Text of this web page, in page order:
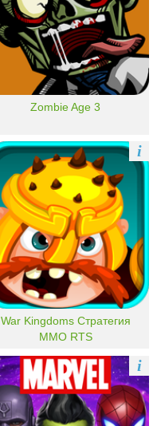
Zombie Age 3
War Kingdoms Стратегия
MMO RTS
i
i